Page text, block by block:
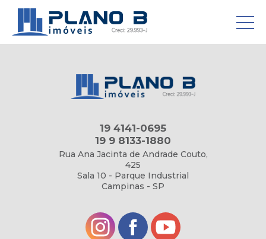
19 4141-0695
19 9 8133-1880
Rua Ana Jacinta de Andrade Couto,
425
Sala 10 - Parque Industrial
Campinas - SP